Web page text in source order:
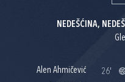
NEDEŠĆINA,
Alen Ahmičević
26'